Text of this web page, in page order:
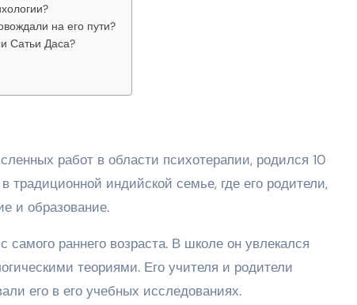
на его пути?
Сатьи Даса?
работ в области психотерапии, родился 10
традиционной индийской семье, где его родители,
и образование.
раннего возраста. В школе он увлекался
теориями. Его учителя и родители
его в его учебных исследованиях.